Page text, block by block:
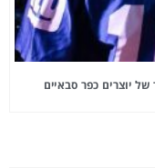
יוצרים כפר סבאיים